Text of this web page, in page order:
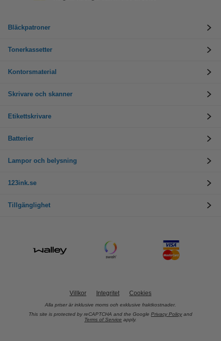
Bläckpatroner
Tonerkassetter
Kontorsmaterial
Skrivare och skanner
Etikettskrivare
Batterier
Lampor och belysning
123ink.se
Tillgänglighet
Villkor Integritet Cookies
Alla priser är inklusive moms och exklusive fraktkostnader.
This site is protected by reCAPTCHA and the Google Privacy Policy and
Terms of Service apply.